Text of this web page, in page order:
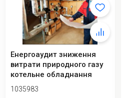
Енергоаудит зниження
витрати природного газу
котельне обладнання
1035983